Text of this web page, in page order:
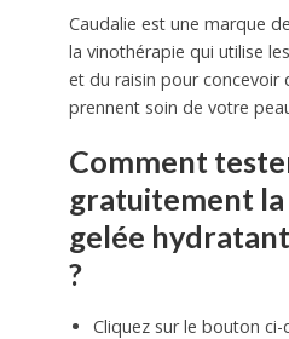
Caudalie est une marque
la vinothérapie qui utilise
et du raisin pour concevoir
prennent soin de votre
Comment
gratuitement
gelée
?
Cliquez sur le bouton